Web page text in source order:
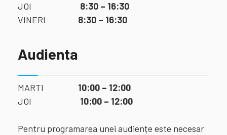
JOI 8:30 – 16:30
VINERI 8:30 – 16:30
Audienta
MARTI 10:00 – 12:00
JOI 10:00 – 12:00
Pentru programarea unei audiențe este necesar